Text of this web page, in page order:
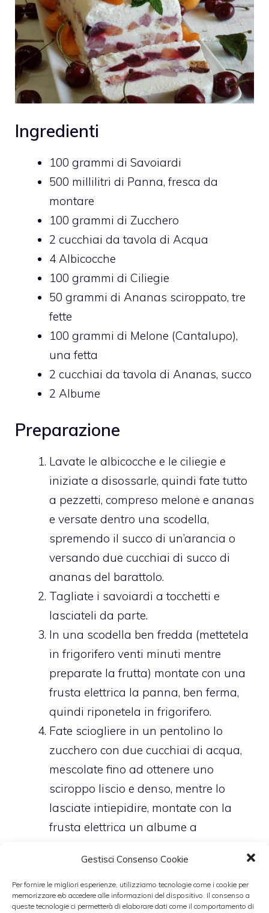
Gestisci Consenso Cookie
Per fornire le migliori esperienze, utilizziamo tecnologie come i cookie per
memorizzare e/o accedere alle informazioni del dispositivo. Il consenso a
queste tecnologie ci permetterà di elaborare dati come il comportamento di
Ingredienti
100 grammi di Savoiardi
500 millilitri di Panna, fresca da
montare
100 grammi di Zucchero
2 cucchiai da tavola di Acqua
4 Albicocche
100 grammi di Ciliegie
50 grammi di Ananas sciroppato, tre
fette
100 grammi di Melone (Cantalupo),
una fetta
2 cucchiai da tavola di Ananas, succo
2 Albume
Preparazione
Lavate le albicocche e le ciliegie e
iniziate a disossarle, quindi fate tutto
a pezzetti, compreso melone e ananas
e versate dentro una scodella,
spremendo il succo di un’arancia o
versando due cucchiai di succo di
ananas del barattolo.
Tagliate i savoiardi a tocchetti e
lasciateli da parte.
In una scodella ben fredda (mettetela
in frigorifero venti minuti mentre
preparate la frutta) montate con una
frusta elettrica la panna, ben ferma,
quindi riponetela in frigorifero.
Fate sciogliere in un pentolino lo
zucchero con due cucchiai di acqua,
mescolate fino ad ottenere uno
sciroppo liscio e denso, mentre lo
lasciate intiepidire, montate con la
frusta elettrica un albume a
montate versate a filo lo sciroppo, così
da ottenere una meringa.
Incorporate il composto di meringa